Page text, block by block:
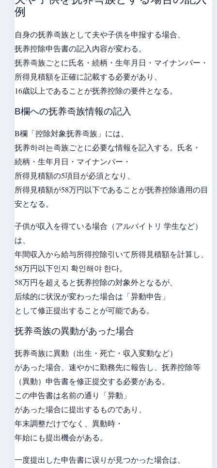
例
自身の抚养족族として夫や子供を申报する場合、
抚养控除申告書の記入內容が変わる。
抚养족族ごとに氏名・続柄・生年月日・マイナンバー・
所得見積額を正確に記載する必要があり、
16歳以上であることが抚养控除の要件となる。
B欄への抚养족族情報の記入
B欄「控除対象抚养족族」には、
抚养하려는족族ごとに必要な情報を記入する。氏名・
続柄・生年月日・マイナンバー・
所得見積額の5項目が必須となり、
所得見積額が58万円以下であることが抚养控除適用の目
安となる。
子供が収入を得ている場合（アルバイトリ 学生など）
は、
年間収入から給与所得控除引いて所得見積額を計算し、
58万円以下인지 확인해야 한다。
58万円を超えると抚养控除の対象外となるが、
后续的に状況が変わった場合は「异動申告」
として修正提出することが可能である。
抚养족族の異動があった場合
抚养족族に異動（出生・死亡・収入変動など）
があった場合、速やかに勤務先に報告し、抚养控除等
（異動）申告書を修正提交する必要がある。
この申告書は名前の通り「异動」
があった場合に提出するものであり、
年末調整だけでなく、異動時・
年始にも提出機会がある。
一度提出した申告書に误りが見つかった場合は、